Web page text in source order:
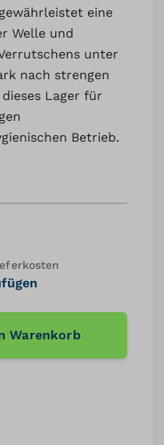
gewährleistet eine
Welle und
unter
nach strengen
Lager für
Betrieb.
Warenkorb